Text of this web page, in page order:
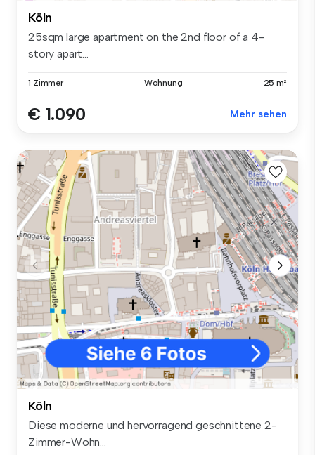
Köln
25sqm large apartment on the 2nd floor of a 4-
story apart...
1 Zimmer Wohnung 25 m²
€ 1.090 Mehr sehen
Köln
Diese moderne und hervorragend geschnittene 2-
Zimmer-Wohn...